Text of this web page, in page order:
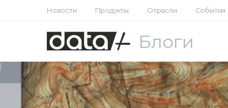
Новости Продукты Отрасли События
Блоги